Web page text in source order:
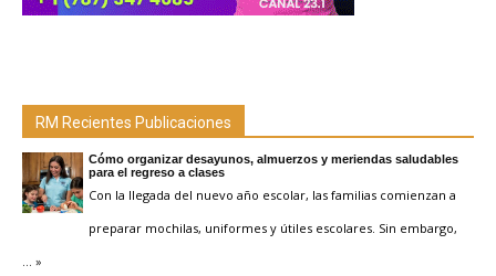
RM Recientes Publicaciones
Cómo organizar desayunos, almuerzos y meriendas saludables
para el regreso a clases
Con la llegada del nuevo año escolar, las familias comienzan a
preparar mochilas, uniformes y útiles escolares. Sin embargo,
… »